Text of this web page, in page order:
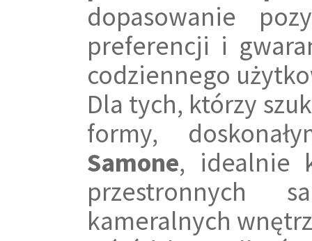
dopasowanie
preferencji i
codziennego
Dla tych, którzy
formy,
Samone, idealnie
przestronnych
kameralnych